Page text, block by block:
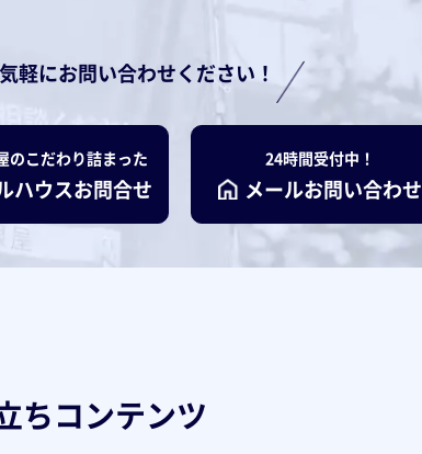
軽にお問い合わせください！
のこだわり詰まった
ハウスお問合せ
24時間受付中！
メールお問い合わせ
ちコンテンツ